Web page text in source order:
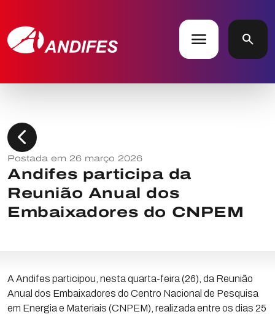
menu search
chevron_left
Postada em 26 março 2026
Andifes participa da
Reunião Anual dos
Embaixadores do CNPEM
A Andifes participou, nesta quarta-feira (26), da Reunião
Anual dos Embaixadores do Centro Nacional de Pesquisa
em Energia e Materiais (CNPEM), realizada entre os dias 25